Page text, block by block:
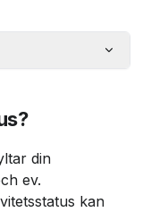
din
ev.
kan